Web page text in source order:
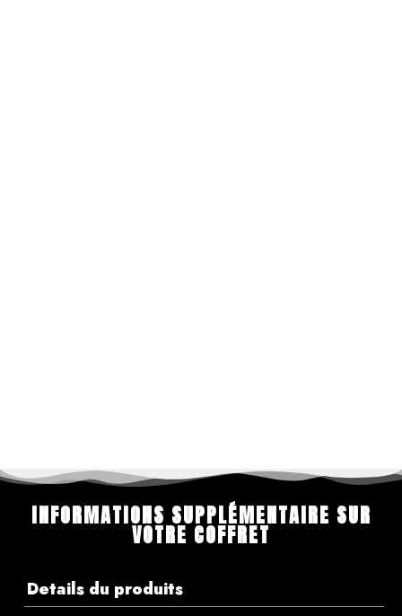
INFORMATIONS SUPPLÉMENTAIRE SUR
VOTRE COFFRET
Details du produits